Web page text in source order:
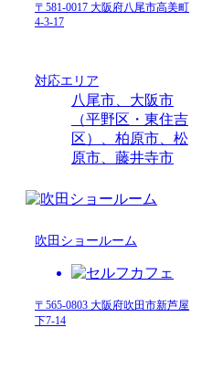
〒581-0017 大阪府八尾市高美町
4-3-17
対応エリア
八尾市、大阪市
（平野区・東住吉
区）、柏原市、松
原市、藤井寺市
吹田ショールーム
〒565-0803 大阪府吹田市新芦屋
下7-14